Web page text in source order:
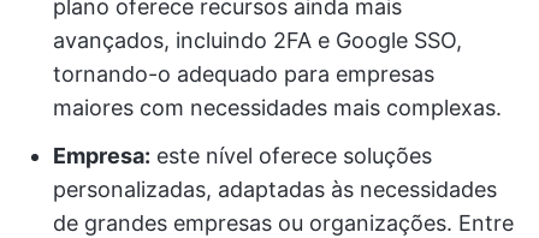
plano oferece recursos ainda mais
avançados, incluindo 2FA e Google SSO,
tornando-o adequado para empresas
maiores com necessidades mais complexas.
Empresa: este nível oferece soluções
personalizadas, adaptadas às necessidades
de grandes empresas ou organizações. Entre